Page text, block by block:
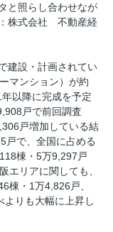
と照らし合わせなが
株式会社 不動産経
建設・計画されてい
マンション）が約
以降に完成を予定
戸で前回調査
戸増加している結
戸で、全国に占める
棟・5万9,297戸
エリアに関しても、
棟・1万4,826戸、
よりも大幅に上昇し